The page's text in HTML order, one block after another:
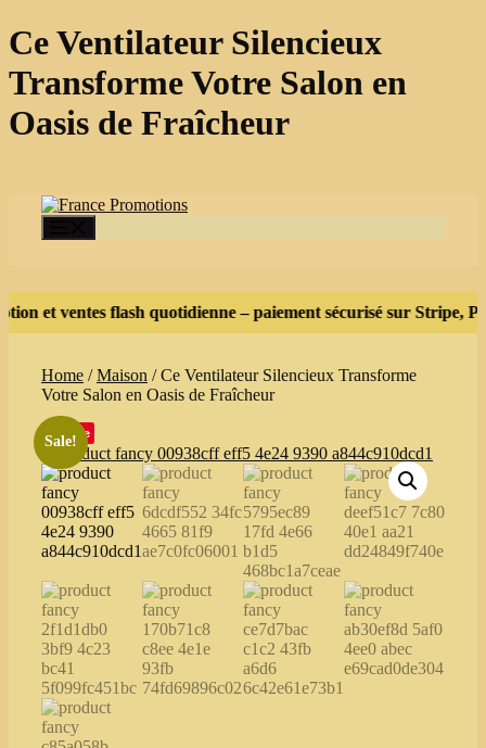
Ce Ventilateur Silencieux
Transforme Votre Salon en
Oasis de Fraîcheur
content
Menu
et ventes flash quotidienne – paiement sécurisé sur Stripe,
Home /Maison / Ce Ventilateur Silencieux Transforme
Votre Salon en Oasis de Fraîcheur
Sale!
Save